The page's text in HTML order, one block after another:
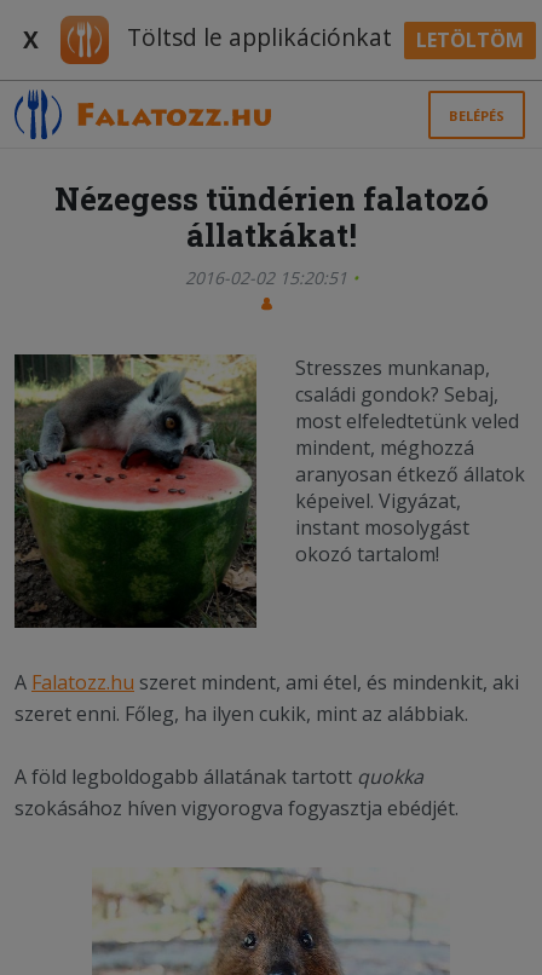
X Töltsd le applikációnkat LETÖLTÖM
BELÉPÉS
Nézegess tündérien falatozó
állatkákat!
2016-02-02 15:20:51
Stresszes munkanap,
családi gondok? Sebaj,
most elfeledtetünk veled
mindent, méghozzá
aranyosan étkező állatok
képeivel. Vigyázat,
instant mosolygást
okozó tartalom!
A Falatozz.hu szeret mindent, ami étel, és mindenkit, aki
szeret enni. Főleg, ha ilyen cukik, mint az alábbiak.
A föld legboldogabb állatának tartott quokka
szokásához híven vigyorogva fogyasztja ebédjét.